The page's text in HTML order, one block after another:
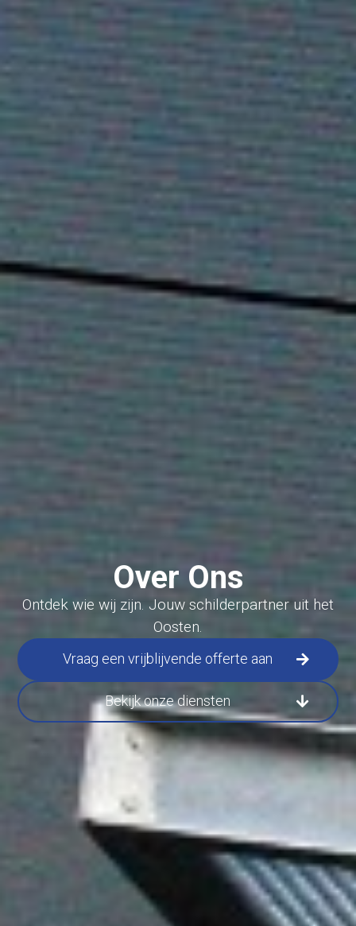
Over Ons
Ontdek wie wij zijn. Jouw schilderpartner uit het
Oosten.
Vraag een vrijblijvende offerte aan
Bekijk onze diensten